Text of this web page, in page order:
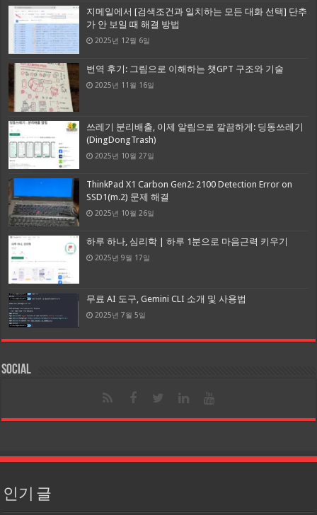
지메일에서 [검색조건과 일치하는 모든 대화 선택] 단추
가 안 보일 때 해결 방법
2025년 12월 6일
번역 후기: 그림으로 이해하는 챗GPT 구조와 기술
2025년 11월 16일
쓰레기 분리배출, 이제 알림으로 깔끔하게: 딩동쓰레기
(DingDongTrash)
2025년 10월 27일
ThinkPad X1 Carbon Gen2: 2100 Detection Error on
SSD1(m.2) 문제 해결
2025년 10월 26일
하루 하나, 심리학 | 하루 1분으로 마음근력 키우기
2025년 9월 17일
무료 AI 도구, Gemini CLI 소개 및 사용법
2025년 7월 5일
Social
인기 글